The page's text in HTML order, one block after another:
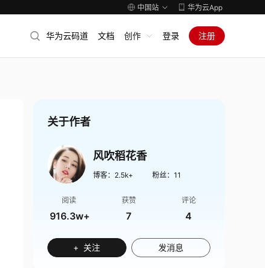
中国站 华为云App
华为云码道 文档 创作 登录 注册
关于作者
风吹稻花香
博客： 2.5k+ 粉丝： 11
阅读
916.3w+
获赞
7
评论
4
+ 关注 发消息